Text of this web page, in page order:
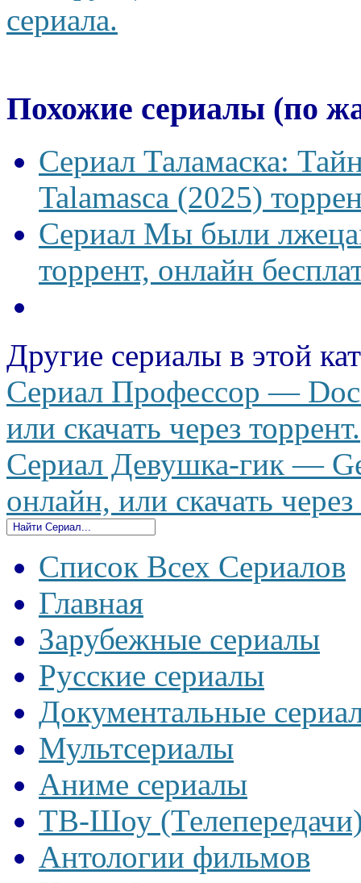
сериала.
Похожие сериалы (по
Сериал Таламаска:
Talamasca (2025)
Сериал Мы были
торрент, онлайн
Другие сериалы в этой
Сериал Профессор —
или скачать через торрент.
Сериал Девушка-гик —
онлайн, или скачать
Список Всех Сериалов
Главная
Зарубежные сериалы
Русские сериалы
Документальные
Мультсериалы
Аниме сериалы
ТВ-Шоу
Антологии фильмов